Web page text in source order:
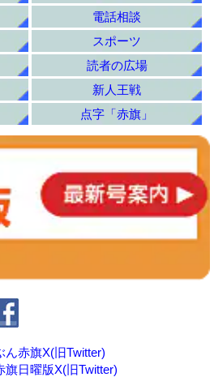
電話相談
スポーツ
読者の広場
新人王戦
点字「赤旗」
ん赤旗X(旧Twitter)
旗日曜版X(旧Twitter)